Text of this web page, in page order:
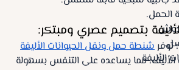
الحمل.
الأليفة
بتصميم عصري ومبتكر:
توفرشنطة حمل ونقل الحيوانات الأليفة
الأليف، مما يساعده على التنفس بسهولة